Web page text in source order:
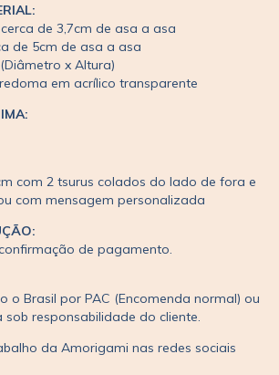
de 3,7cm de asa a asa
de 5cm de asa a asa
x Altura)
em acrílico transparente
com 2 tsurus colados do lado de fora e
com mensagem personalizada
de pagamento.
o Brasil por PAC (Encomenda normal) ou
sob responsabilidade do cliente.
da Amorigami nas redes sociais